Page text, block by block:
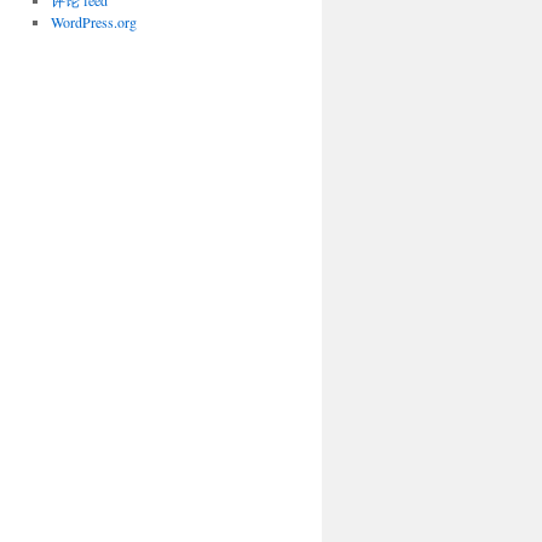
WordPress.org